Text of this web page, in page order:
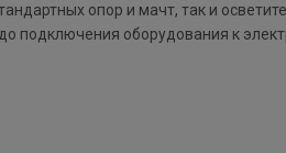
опор и мачт, так и
подключения оборудования к